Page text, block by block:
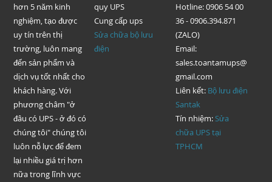
hơn 5 năm kinh
nghiệm, tạo được
uy tín trên thị
trường, luôn mang
đến sản phẩm và
dịch vụ tốt nhất cho
khách hàng. Với
phương châm "ở
đâu có UPS - ở đó có
chúng tôi" chúng tôi
luôn nỗ lực để đem
lại nhiều giá trị hơn
nữa trong lĩnh vực
quy UPS
Cung cấp ups
Sửa chữa bộ lưu
điện
Hotline: 0906 54 00
36 - 0906.394.871
(ZALO)
Email:
sales.toantamups@
gmail.com
Liên kết: Bộ lưu điện
Santak
Tín nhiệm:Sửa
chữa UPS tại
TPHCM